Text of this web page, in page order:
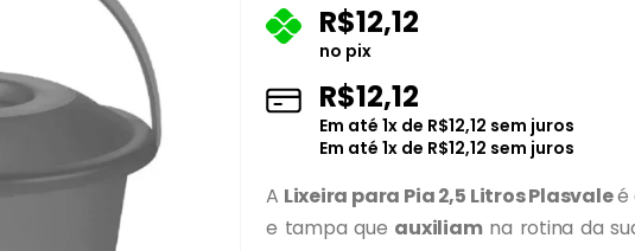
R$12,12
no pix
R$12,12
Em até 1x de R$12,12 sem juros
Em até 1x de R$12,12 sem juros
A Lixeira para Pia 2,5 Litros Plasvaleé
e tampa que auxiliamna rotina da